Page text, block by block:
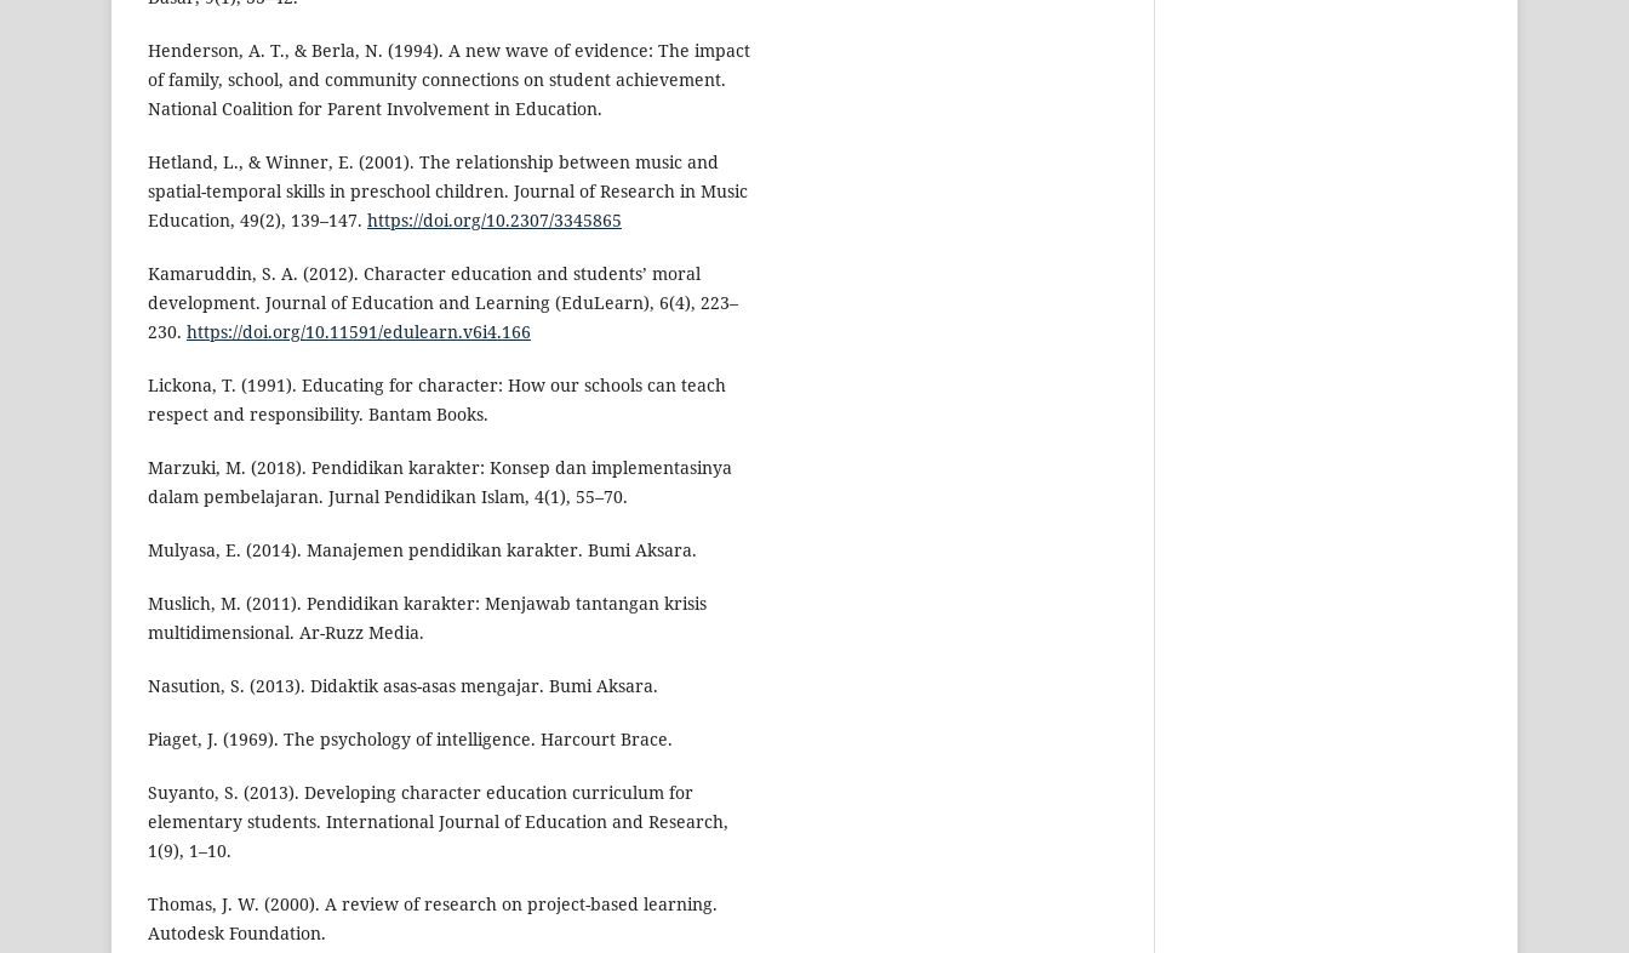
Henderson, A. T., & Berla, N. (1994). A new wave of evidence: The impact
of family, school, and community connections on student achievement.
National Coalition for Parent Involvement in Education.
Hetland, L., & Winner, E. (2001). The relationship between music and
spatial-temporal skills in preschool children. Journal of Research in Music
Education, 49(2), 139–147. https://doi.org/10.2307/3345865
Kamaruddin, S. A. (2012). Character education and students’ moral
development. Journal of Education and Learning (EduLearn), 6(4), 223–
230. https://doi.org/10.11591/edulearn.v6i4.166
Lickona, T. (1991). Educating for character: How our schools can teach
respect and responsibility. Bantam Books.
Marzuki, M. (2018). Pendidikan karakter: Konsep dan implementasinya
dalam pembelajaran. Jurnal Pendidikan Islam, 4(1), 55–70.
Mulyasa, E. (2014). Manajemen pendidikan karakter. Bumi Aksara.
Muslich, M. (2011). Pendidikan karakter: Menjawab tantangan krisis
multidimensional. Ar-Ruzz Media.
Nasution, S. (2013). Didaktik asas-asas mengajar. Bumi Aksara.
Piaget, J. (1969). The psychology of intelligence. Harcourt Brace.
Suyanto, S. (2013). Developing character education curriculum for
elementary students. International Journal of Education and Research,
1(9), 1–10.
Thomas, J. W. (2000). A review of research on project-based learning.
Autodesk Foundation.